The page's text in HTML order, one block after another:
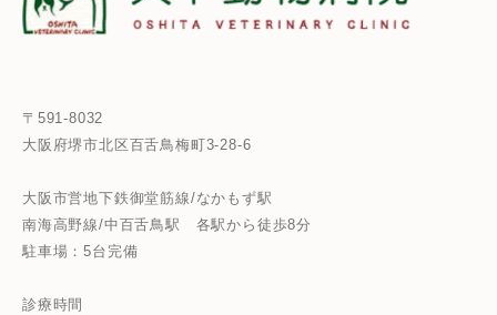
〒591-8032
大阪府堺市北区百舌鳥梅町3-28-6
大阪市営地下鉄御堂筋線/なかもず駅
南海高野線/中百舌鳥駅 各駅から徒歩8分
駐車場：5台完備
診療時間